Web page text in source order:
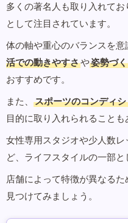
多くの著名人も取り入れて
として注目されています。
体の軸や重心のバランスを意
活での動きやすさや姿勢づ
おすすめです。
また、
スポーツのコンディ
目的に取り入れられることも
女性専用スタジオや少人数
ど、ライフスタイルの一部と
店舗によって特徴が異なる
見つけてみましょう。